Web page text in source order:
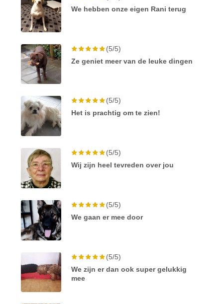
We hebben onze eigen Rani terug
(5/5)
Ze geniet meer van de leuke dingen
(5/5)
Het is prachtig om te zien!
(5/5)
Wij zijn heel tevreden over jou
(5/5)
We gaan er mee door
(5/5)
We zijn er dan ook super gelukkig
mee